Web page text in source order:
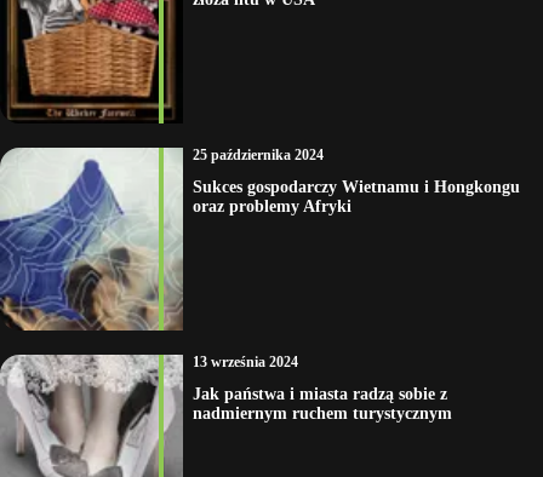
25 października 2024
Sukces gospodarczy Wietnamu i Hongkongu
oraz problemy Afryki
13 września 2024
Jak państwa i miasta radzą sobie z
nadmiernym ruchem turystycznym